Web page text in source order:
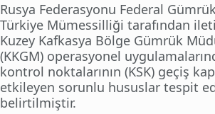
Rusya Federasyonu Federal
Türkiye Mümessilliği tarafından
Kuzey Kafkasya Bölge Gümrük
(KKGM) operasyonel
kontrol noktalarının (KSK) geçiş
etkileyen sorunlu hususlar tespit
belirtilmiştir.